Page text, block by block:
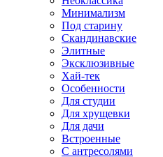
Минимализм
Под старину
Скандинавские
Элитные
Эксклюзивные
Хай-тек
Особенности
Для студии
Для хрущевки
Для дачи
Встроенные
С антресолями